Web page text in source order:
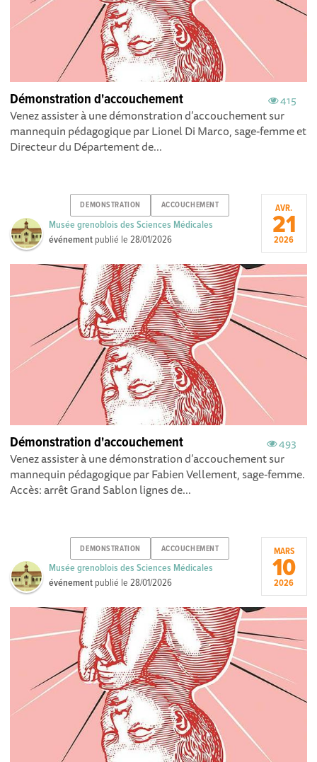
415
Démonstration d'accouchement
Venez assister à une démonstration d’accouchement sur
mannequin pédagogique par Lionel Di Marco , sage-femme et
Directeur du Département de...
DEMONSTRATION ACCOUCHEMENT
Musée grenoblois des Sciences Médicales
événement publié le28/01/2026
AVR.
21
2026
493
Démonstration d'accouchement
Venez assister à une démonstration d’accouchement sur
mannequin pédagogique par Fabien Vellement , sage-femme.
Accès: arrêt Grand Sablon lignes de...
DEMONSTRATION ACCOUCHEMENT
Musée grenoblois des Sciences Médicales
événement publié le28/01/2026
MARS
10
2026